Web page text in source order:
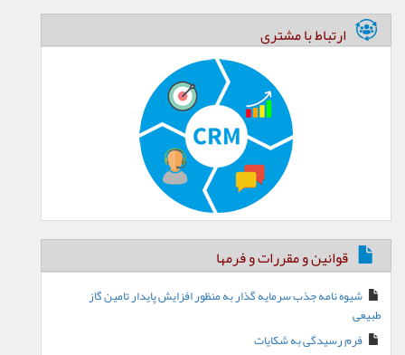
ارتباط با مشتری
قوانین و مقررات و فرمها
شیوه نامه جذب سرمایه گذار به منظور افزایش پایدار تامین گاز
طبیعی
فرم رسیدگی به شکایات